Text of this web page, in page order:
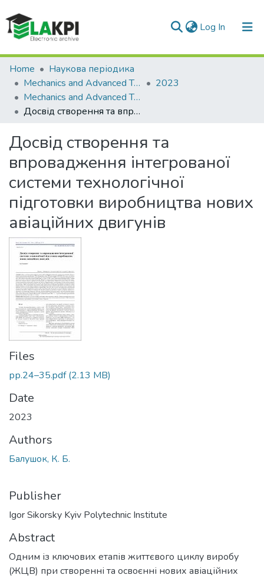
Log In (current)
Communities & Collections
All of DSpace
Statistics
Home
Наукова періодика
Mechanics and Advanced Technologies
2023
Mechanics and Advanced Technologies, Vol. 7, No. 1(97)
Досвід створення та впровадження інтегрованої системи технологічної підготовки виробництва нових авіаційних двигунів
Досвід створення та
впровадження інтегрованої
системи технологічної
підготовки виробництва нових
авіаційних двигунів
Files
рр.24–35.pdf(2.13 MB)
Date
2023
Authors
Балушок, К. Б.
Publisher
Igor Sikorsky Kyiv Polytechnic Institute
Abstract
Одним із ключових етапів життєвого циклу виробу
(ЖЦВ) при створенні та освоєнні нових авіаційних